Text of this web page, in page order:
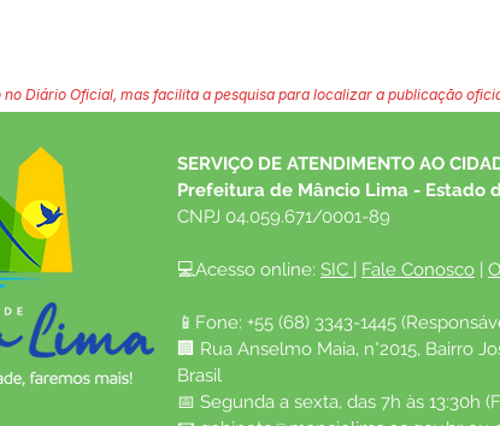
Diário Oficial, mas facilita a pesquisa para localizar a publicação
SERVIÇO DE ATENDIMENTO AO
Prefeitura de Mâncio Lima - Estado
CNPJ 04.059.671/0001-89
💻Acesso online: SIC | Fale Conosco |
📱Fone: +55 (68) 3343-1445
🏢 Rua Anselmo Maia, n°2015, Bairro
Brasil
📅 Segunda a sexta, das 7h às 13:30h